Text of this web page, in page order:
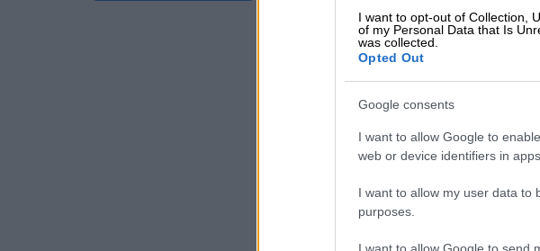
I want to opt-out of Collection,
of my Personal Data that Is
was collected.
Opted Out
Google consents
I want to allow Google to
web or device identifiers in apps.
I want to allow my user data to
purposes.
I want to allow Google to send